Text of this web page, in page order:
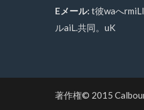
Eメール: t彼waへ
ルaiL.共同。uK
著作権© 2015